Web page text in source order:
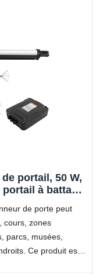
portail, 50 W,
à battant,
de jardin,
de portail
aile
de porte peut
cours, zones
parcs, musées,
Ce produit est